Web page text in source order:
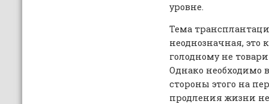
уровне.
Тема
неоднозначная, это
голодному не
Однако необходимо
стороны этого на
продления жизни